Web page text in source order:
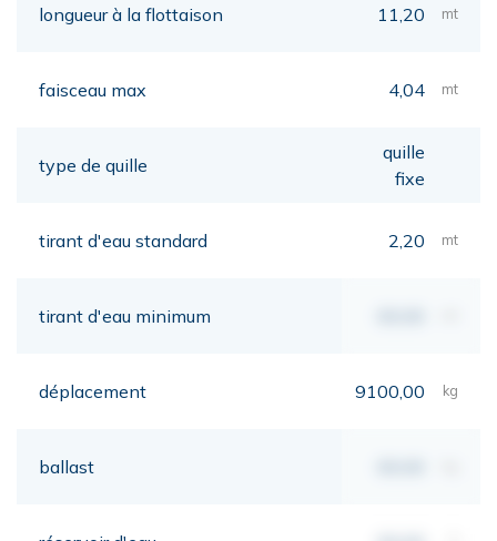
longueur à la flottaison 11,20 mt
faisceau max 4,04 mt
type de quille
quille
fixe
tirant d'eau standard 2,20 mt
tirant d'eau minimum
déplacement 9100,00 kg
ballast